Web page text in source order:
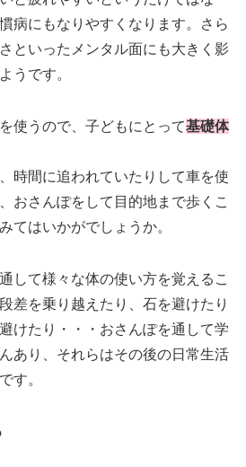
病にもなりやすくなります。さら
といったメンタル面にも大きく影
うです。
使うので、子どもにとって基礎体
時間に追われていたりして車を使
おさんぽをして目的地まで歩くこ
てはいかがでしょうか。
して様々な体の使い方を覚えるこ
差を乗り越えたり、石を避けたり
けたり・・・おさんぽを通して学
あり、それらはその後の日常生活
す。